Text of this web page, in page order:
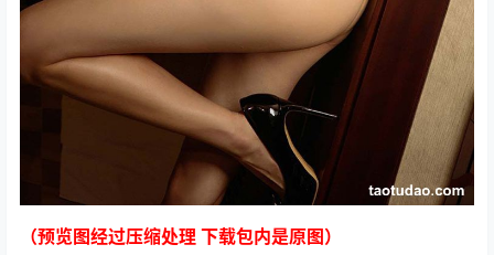
（预览图经过压缩处理 下载包内是原图）